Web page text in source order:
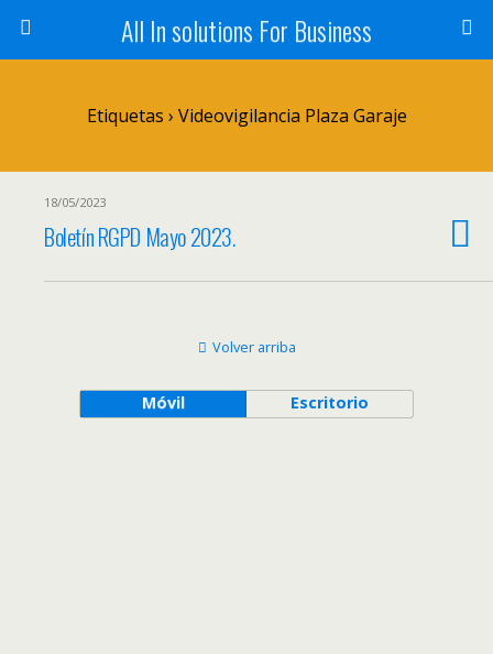
All In solutions For Business
Etiquetas › Videovigilancia Plaza Garaje
18/05/2023
Boletín RGPD Mayo 2023.
Volver arriba
Móvil Escritorio